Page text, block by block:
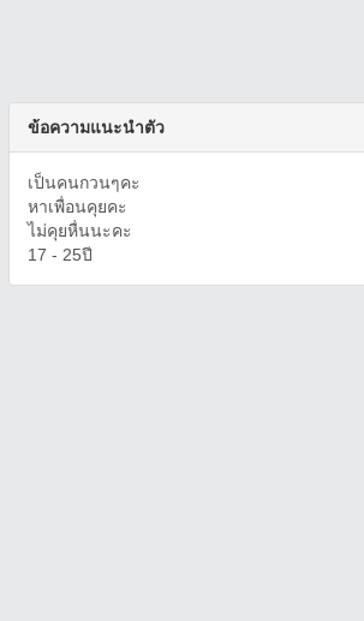
ข้อความแนะนำตัว
เป็นคนกวนๆคะ
หาเพื่อนคุยคะ
ไม่คุยหื่นนะคะ
17 - 25ปี